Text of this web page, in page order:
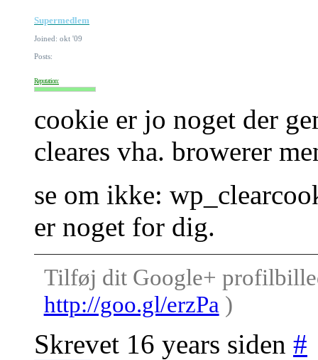
Supermedlem
Joined: okt '09
Posts:
Reputation:
cookie er jo noget der
cleares vha. browerer
se om ikke:
er noget for dig.
Tilføj dit Google+
http://goo.gl/erzPa )
Skrevet 16 years siden #